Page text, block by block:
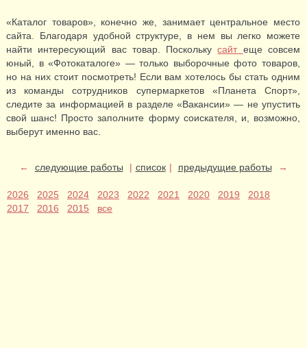
«Каталог товаров», конечно же, занимает центральное место
сайта. Благодаря удобной структуре, в нем вы легко можете
найти интересующий вас товар. Посколькусайт еще совсем
юный, в «Фотокаталоге» — только выборочные фото товаров,
но на них стоит посмотреть! Если вам хотелось бы стать одним
из команды сотрудников супермаркетов «Планета Спорт»,
следите за информацией в разделе «Вакансии» — не упустить
свой шанс! Просто заполните форму соискателя, и, возможно,
выберут именно вас.
← следующие работы | список | предыдущие работы →
2026 2025 2024 2023 2022 2021 2020 2019
2018
2017
2016 2015 все